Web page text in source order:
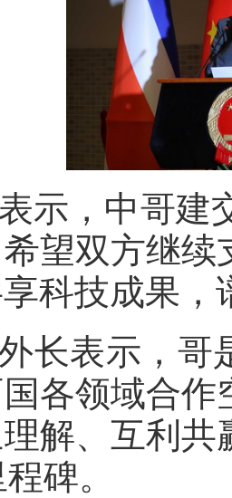
示，中哥建
望双方继
科技成果，
长表示，哥
各领域合
解、互利
碑。